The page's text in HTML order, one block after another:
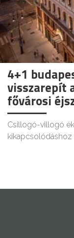
4+1
visszarepít
fővárosi
Csillogó-villogó
kikapcsolódáshoz